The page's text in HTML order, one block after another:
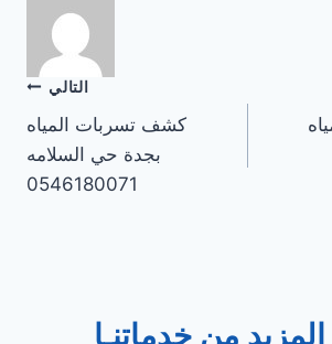
التالي
كشف تسربات المياه
بجدة حي السلامه
0546180071
من خدماتنـا